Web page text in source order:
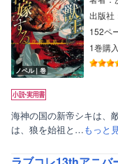
ノベル｜巻
出版社
152ペ
1巻購
海神の国の新帝シキは、
は、狼を始祖と…もっと